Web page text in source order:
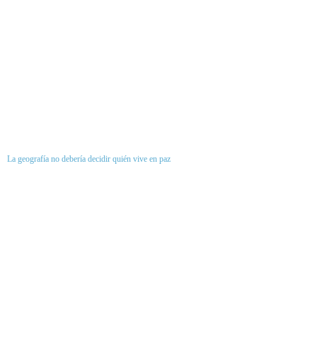
La geografía no debería decidir quién vive en paz